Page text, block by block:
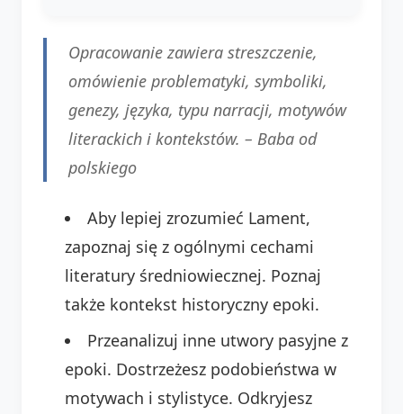
Opracowanie zawiera streszczenie,
omówienie problematyki, symboliki,
genezy, języka, typu narracji, motywów
literackich i kontekstów. – Baba od
polskiego
Aby lepiej zrozumieć Lament,
zapoznaj się z ogólnymi cechami
literatury średniowiecznej. Poznaj
także kontekst historyczny epoki.
Przeanalizuj inne utwory pasyjne z
epoki. Dostrzeżesz podobieństwa w
motywach i stylistyce. Odkryjesz